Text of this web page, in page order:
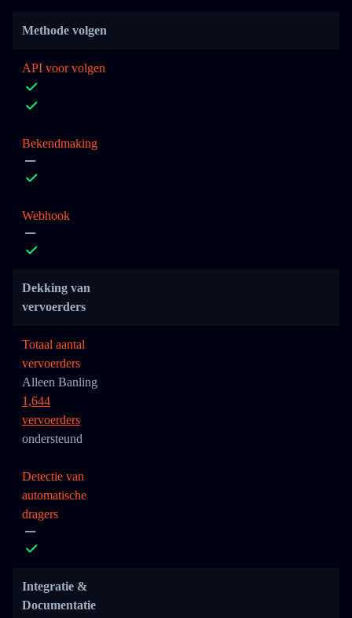
Methode volgen
API voor volgen
Bekendmaking
Webhook
Dekking van
vervoerders
Totaal aantal
vervoerders
Alleen Banling
1,644
vervoerders
ondersteund
Detectie van
automatische
dragers
Integratie &
Documentatie